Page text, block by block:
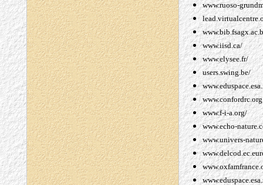
www.ruoso-
www.iisd.ca/
www.elysee.fr/
users.swing.be/
www.confordrc.org
www.f-i-a.org/
www.echo-
www.univers-